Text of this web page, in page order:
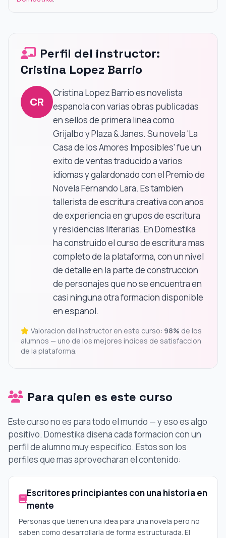
Perfil del instructor:
Cristina Lopez Barrio
CR
Cristina Lopez Barrio es novelista
espanola con varias obras publicadas
en sellos de primera linea como
Grijalbo y Plaza & Janes. Su novela 'La
Casa de los Amores Imposibles' fue un
exito de ventas traducido a varios
idiomas y galardonado con el Premio de
Novela Fernando Lara. Es tambien
tallerista de escritura creativa con anos
de experiencia en grupos de escritura
y residencias literarias. En Domestika
ha construido el curso de escritura mas
completo de la plataforma, con un nivel
de detalle en la parte de construccion
de personajes que no se encuentra en
casi ninguna otra formacion disponible
en espanol.
Valoracion del instructor en este curso: 98% de los
alumnos — uno de los mejores indices de satisfaccion
de la plataforma.
Para quien es este curso
Este curso no es para todo el mundo — y eso es algo
positivo. Domestika disena cada formacion con un
perfil de alumno muy especifico. Estos son los
perfiles que mas aprovecharan el contenido:
Escritores principiantes con una historia en
mente
Personas que tienen una idea para una novela pero no
saben como desarrollarla de forma estructurada. El